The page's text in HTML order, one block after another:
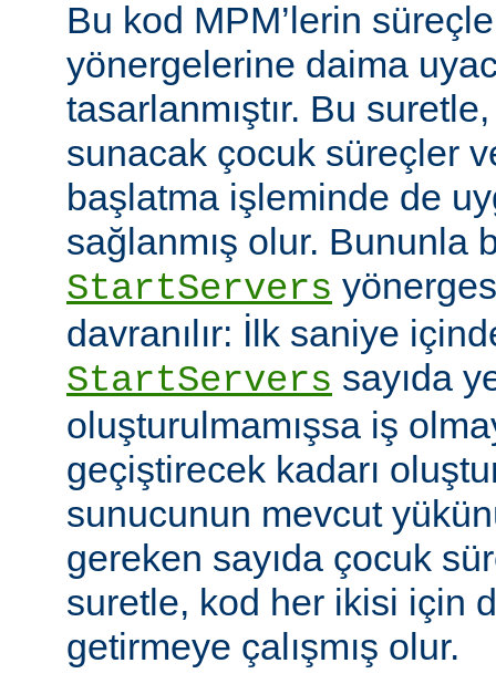
Bu kod MPM’lerin
yönergelerine daima
tasarlanmıştır. Bu
sunacak çocuk süreçler
başlatma işleminde de
sağlanmış olur. Bununla
StartServers
davranılır: İlk saniye
StartServers sayıda
oluşturulmamışsa iş
geçiştirecek kadarı
sunucunun mevcut
gereken sayıda çocuk
suretle, kod her ikisi için
getirmeye çalışmış olur.